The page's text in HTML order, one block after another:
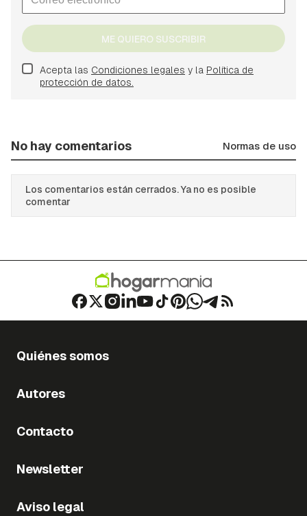
ME QUIERO SUSCRIBIR
Acepta las Condiciones legales y la Política de
protección de datos.
No hay comentarios Normas de uso
Los comentarios están cerrados. Ya no es posible
comentar
Quiénes somos
Autores
Contacto
Newsletter
Aviso legal